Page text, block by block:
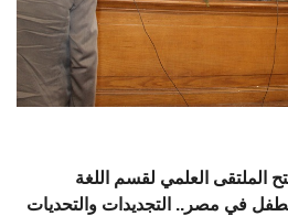
هيئة التدريس
الدراسات العليا
الموظفون
العلمي لقسم اللغة